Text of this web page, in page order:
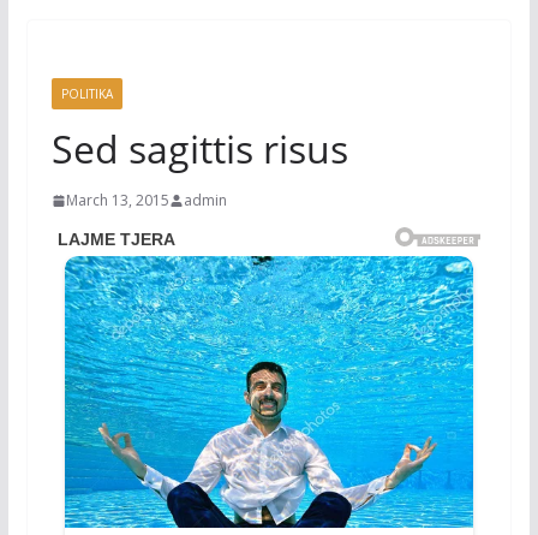
POLITIKA
Sed sagittis risus
March 13, 2015 admin